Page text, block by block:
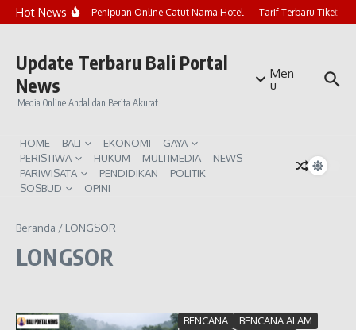
Lewati ke konten
Hot NewsMarak Penipuan Online Catut Nama Hotel Tarif Terbaru Tiket
Update Terbaru Bali Portal
News
Media Online Andal dan Berita Akurat
Men
u
HOME BALI EKONOMI
GAYA
PERISTIWA
HUKUM MULTIMEDIA
NEWS
PARIWISATA
PENDIDIKAN
POLITIK
SOSBUD
OPINI
Beranda / LONGSOR
LONGSOR
BENCANA
BENCANA ALAM